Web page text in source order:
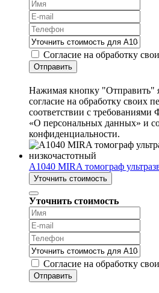
Согласие на обработку
Отправить
Нажимая кнопку "Отправить"
согласие на обработку своих
соответствии с
«О персональных данных» и
конфиденциальности.
A1040 MIRA томограф
Уточнить стоимость
Уточнить стоимость
Согласие на обработку
Отправить